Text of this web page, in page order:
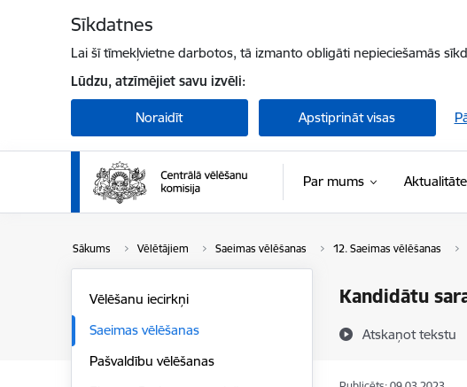
Sīkdatnes
Lai šī tīmekļvietne darbotos, tā izmanto obligāti nepieciešamās
Lūdzu, atzīmējiet savu izvēli:
Noraidīt Apstiprināt visas
Par mums
Sākums Vēlētājiem Saeimas vēlēšanas 12. Saeimas vēlēšanas
Kandidātu
Atskaņot tekstu
Vēlēšanu iecirkņi
Saeimas vēlēšanas
Pašvaldību vēlēšanas